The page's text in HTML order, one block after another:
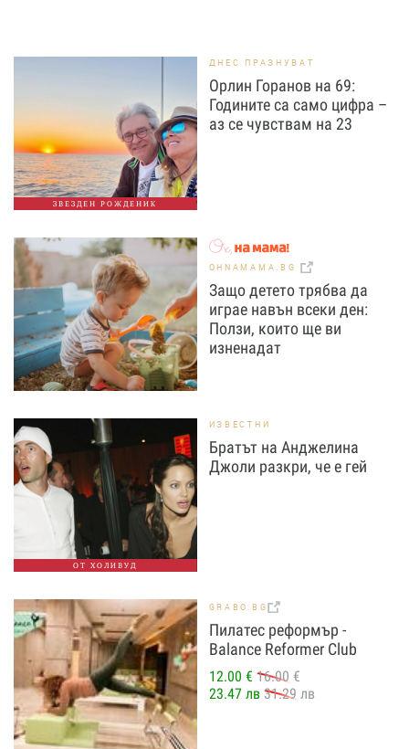
ЗВЕЗДЕН РОЖДЕНИК
ДНЕС ПРАЗНУВАТ
Орлин Горанов на 69:
Годините са само цифра –
аз се чувствам на 23
OHNAMAMA.BG
Защо детето трябва да
играе навън всеки ден:
Ползи, които ще ви
изненадат
ОТ ХОЛИВУД
ИЗВЕСТНИ
Братът на Анджелина
Джоли разкри, че е гей
GRABO.BG
Пилатес реформър -
Balance Reformer Club
12.00 € 16.00 €
23.47 лв 31.29 лв